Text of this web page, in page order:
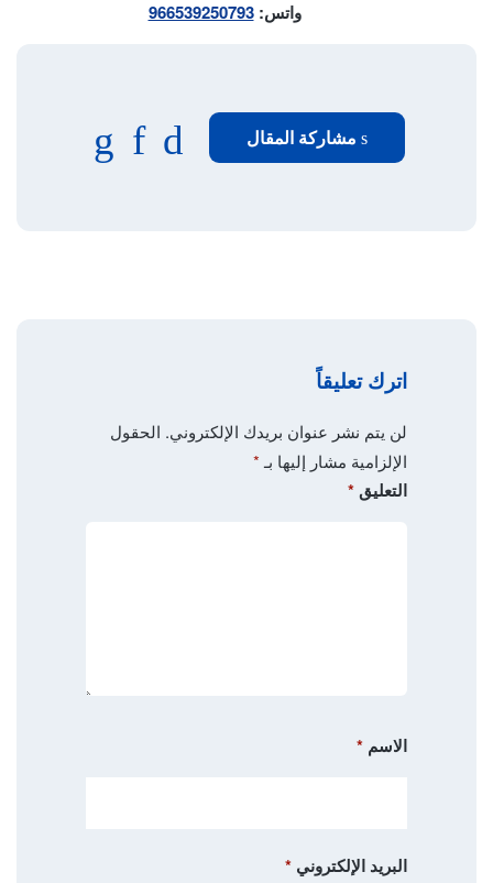
واتس:966539250793
مشاركة المقال فيسبوك
واتساب
اترك تعليقاً
لن يتم نشر عنوان بريدك الإلكتروني. الحقول
الإلزامية مشار إليها بـ *
التعليق*
الاسم *
البريد الإلكتروني *